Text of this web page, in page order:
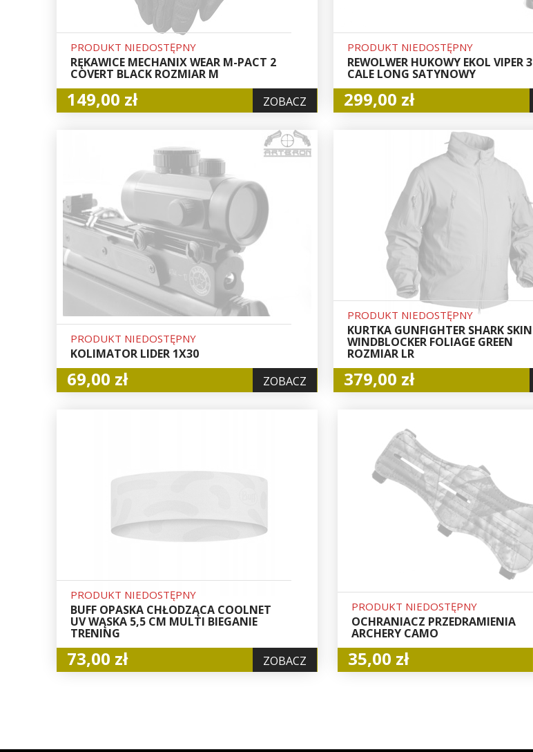
PRODUKT NIEDOSTĘPNY
RĘKAWICE MECHANIX WEAR M-PACT 2
COVERT BLACK ROZMIAR M
149,00 zł ZOBACZ
PRODUKT NIEDOSTĘPNY
REWOLWER HUKOWY EKOL VIPER 3
CALE LONG SATYNOWY
299,00 zł
PRODUKT NIEDOSTĘPNY
KOLIMATOR LIDER 1X30
69,00 zł ZOBACZ
PRODUKT NIEDOSTĘPNY
KURTKA GUNFIGHTER SHARK SKIN
WINDBLOCKER FOLIAGE GREEN
ROZMIAR LR
379,00 zł
PRODUKT NIEDOSTĘPNY
BUFF OPASKA CHŁODZĄCA COOLNET
UV WĄSKA 5,5 CM MULTI BIEGANIE
TRENING
73,00 zł ZOBACZ
PRODUKT NIEDOSTĘPNY
OCHRANIACZ PRZEDRAMIENIA
ARCHERY CAMO
35,00 zł